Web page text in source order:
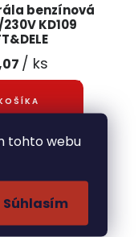
tohto webu
Súhlasím
benzínová
230V KD109
/ ks
od značky
je kompaktný a
ktorý
zdroj